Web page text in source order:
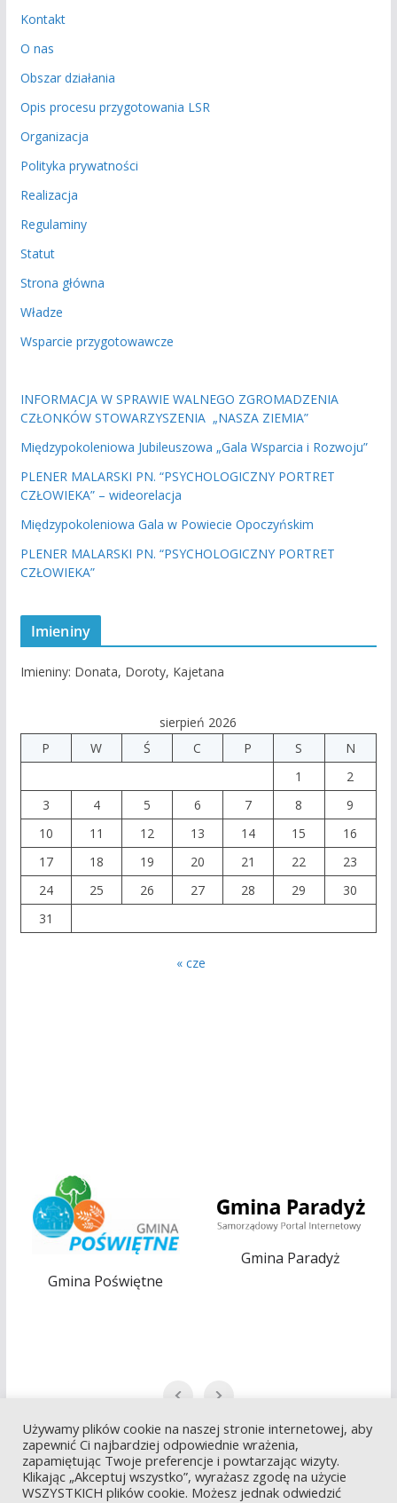
Kontakt
O nas
Obszar działania
Opis procesu przygotowania LSR
Organizacja
Polityka prywatności
Realizacja
Regulaminy
Statut
Strona główna
Władze
Wsparcie przygotowawcze
INFORMACJA W SPRAWIE WALNEGO ZGROMADZENIA
CZŁONKÓW STOWARZYSZENIA „NASZA ZIEMIA”
Międzypokoleniowa Jubileuszowa „Gala Wsparcia i Rozwoju”
PLENER MALARSKI PN. “PSYCHOLOGICZNY PORTRET
CZŁOWIEKA” – wideorelacja
Międzypokoleniowa Gala w Powiecie Opoczyńskim
PLENER MALARSKI PN. “PSYCHOLOGICZNY PORTRET
CZŁOWIEKA”
Imieniny
Imieniny: Donata, Doroty, Kajetana
sierpień 2026
P
W Ś C P S
N
1
2
3
4 5 6 7 8
9
10
11 12 13 14 15
16
17
18 19 20 21 22
23
24
25 26 27 28 29
30
31
« cze
Gmina Paradyż
Używamy plików cookie na naszej stronie internetowej, aby
zapewnić Ci najbardziej odpowiednie wrażenia,
zapamiętując Twoje preferencje i powtarzając wizyty.
Klikając „Akceptuj wszystko”, wyrażasz zgodę na użycie
WSZYSTKICH plików cookie. Możesz jednak odwiedzić